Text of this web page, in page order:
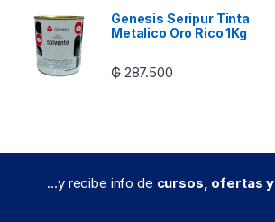
Genesis Seripur Tinta
Metalico Oro Rico 1Kg
₲ 287.500
...y recibe info de cursos, ofertas y